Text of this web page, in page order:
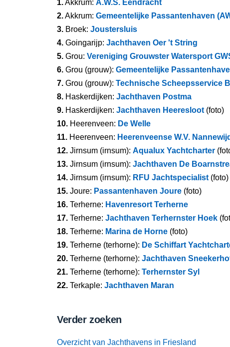
1.Akkrum: A.W.S. Eendracht
2.Akkrum: Gemeentelijke Passantenhaven
3. Broek: Joustersluis
4. Goingarijp: Jachthaven Oer 't String
5. Grou: Vereniging Grouwster Watersport
6. Grou (grouw): Gemeentelijke
7. Grou (grouw): Technische Scheepsservice
8. Haskerdijken: Jachthaven Postma
9. Haskerdijken: Jachthaven Heeresloot (foto)
10. Heerenveen: De Welle
11. Heerenveen: Heerenveense W.V.
12. Jirnsum (irnsum): Aqualux Yachtcharter
13. Jirnsum (irnsum): Jachthaven De
14. Jirnsum (irnsum): RFU Jachtspecialist (foto)
15. Joure: Passantenhaven Joure (foto)
16. Terherne: Havenresort Terherne
17. Terherne: Jachthaven Terhernster Hoek
18. Terherne: Marina de Horne (foto)
19. Terherne (terhorne): De Schiffart
20. Terherne (terhorne): Jachthaven
21. Terherne (terhorne): Terhernster Syl
22. Terkaple: Jachthaven Maran
Verder zoeken
Overzicht van Jachthavens in Friesland